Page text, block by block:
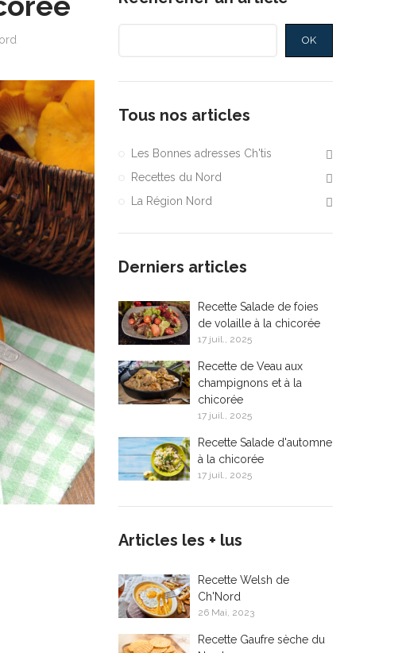
OK
Tous nos articles
Les Bonnes adresses Ch'tis
Recettes du Nord
La Région Nord
Derniers articles
Recette Salade de foies
de volaille à la chicorée
17 juil., 2025
Recette de Veau aux
champignons et à la
chicorée
17 juil., 2025
Recette Salade d'automne
à la chicorée
17 juil., 2025
Articles les + lus
Recette Welsh de
Ch'Nord
26 Mai, 2023
Recette Gaufre sèche du